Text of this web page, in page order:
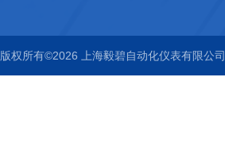
版权所有©2026 上海毅碧自动化仪表有限公